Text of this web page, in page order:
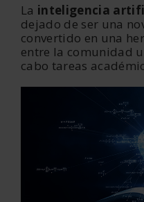
La inteligencia
dejado de ser una
convertido en una
entre la comunidad
cabo tareas